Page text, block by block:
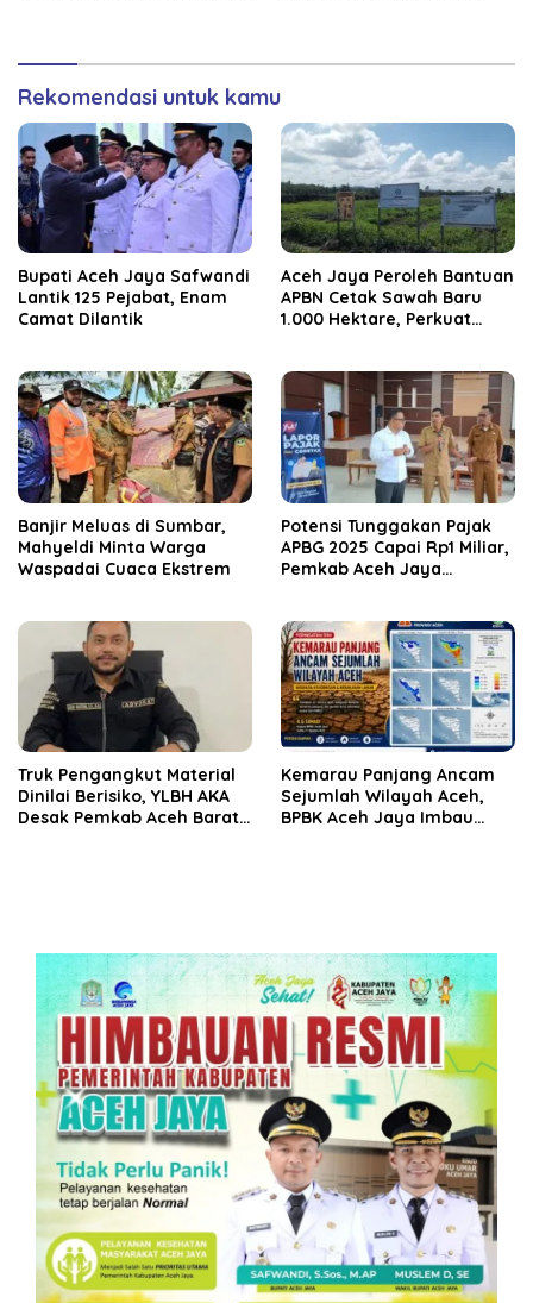
Rekomendasi untuk kamu
Bupati Aceh Jaya Safwandi
Lantik 125 Pejabat, Enam
Camat Dilantik
Aceh Jaya Peroleh Bantuan
APBN Cetak Sawah Baru
1.000 Hektare, Perkuat
Banjir Meluas di Sumbar,
Mahyeldi Minta Warga
Waspadai Cuaca Ekstrem
Potensi Tunggakan Pajak
APBG 2025 Capai Rp1 Miliar,
Pemkab Aceh Jaya
Truk Pengangkut Material
Dinilai Berisiko, YLBH AKA
Desak Pemkab Aceh Barat
Kemarau Panjang Ancam
Sejumlah Wilayah Aceh,
BPBK Aceh Jaya Imbau